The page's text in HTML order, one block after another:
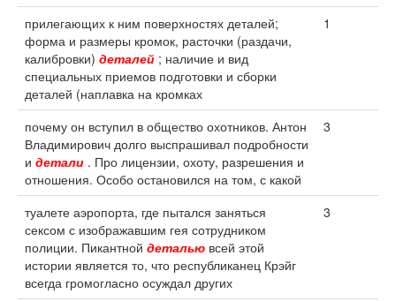
прилегающих к ним поверхностях деталей;
форма и размеры кромок, расточки (раздачи,
калибровки) деталей ; наличие и вид
специальных приемов подготовки и сборки
деталей (наплавка на кромках
1
почему он вступил в общество охотников. Антон
Владимирович долго выспрашивал подробности
и детали . Про лицензии, охоту, разрешения и
отношения. Особо остановился на том, с какой
3
туалете аэропорта, где пытался заняться
сексом с изображавшим гея сотрудником
полиции. Пикантной деталью всей этой
истории является то, что республиканец Крэйг
всегда громогласно осуждал других
3